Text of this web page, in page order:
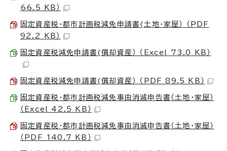
66.5 KB）
固定資産税・都市計画税減免申請書(土地・家屋） （PDF
92.2 KB）
固定資産税減免申請書(償却資産） （Excel 73.0 KB）
固定資産税減免申請書(償却資産） （PDF 89.5 KB）
固定資産税・都市計画税減免事由消滅申告書（土地・家屋）
（Excel 42.5 KB）
固定資産税・都市計画税減免事由消滅申告書（土地・家屋）
（PDF 140.7 KB）